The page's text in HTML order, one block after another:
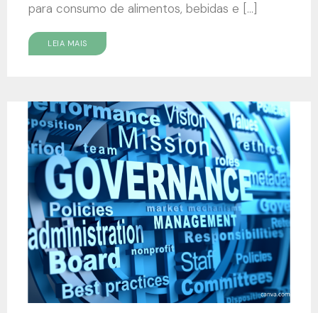
para consumo de alimentos, bebidas e […]
LEIA MAIS